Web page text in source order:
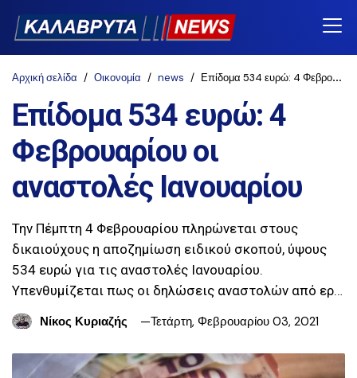
Αρχική σελίδα Οικονομία news Επίδομα 534 ευρώ: 4 Φεβρουαρίου οι αναστολές Ιανουαρίου
Επίδομα 534 ευρώ: 4
Φεβρουαρίου οι
αναστολές Ιανουαρίου
Την Πέμπτη 4 Φεβρουαρίου πληρώνεται στους
δικαιούχους η αποζημίωση ειδικού σκοπού, ύψους
534 ευρώ για τις αναστολές Ιανουαρίου.
Υπενθυμίζεται πως οι δηλώσεις αναστολών από ερ…
Νίκος Κυριαζής
Τετάρτη, Φεβρουαρίου 03, 2021